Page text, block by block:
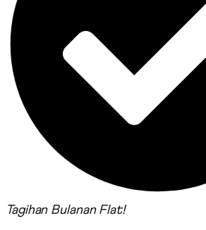
Tagihan Bulanan Flat!